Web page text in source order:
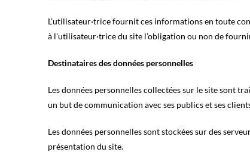
L’utilisateur·trice fournit ces informations en toute
à l’utilisateur·trice du site l’obligation ou non de
Destinataires des données personnelles
Les données personnelles collectées sur le site sont
un but de communication avec ses publics et ses
Les données personnelles sont stockées sur des
présentation du site.